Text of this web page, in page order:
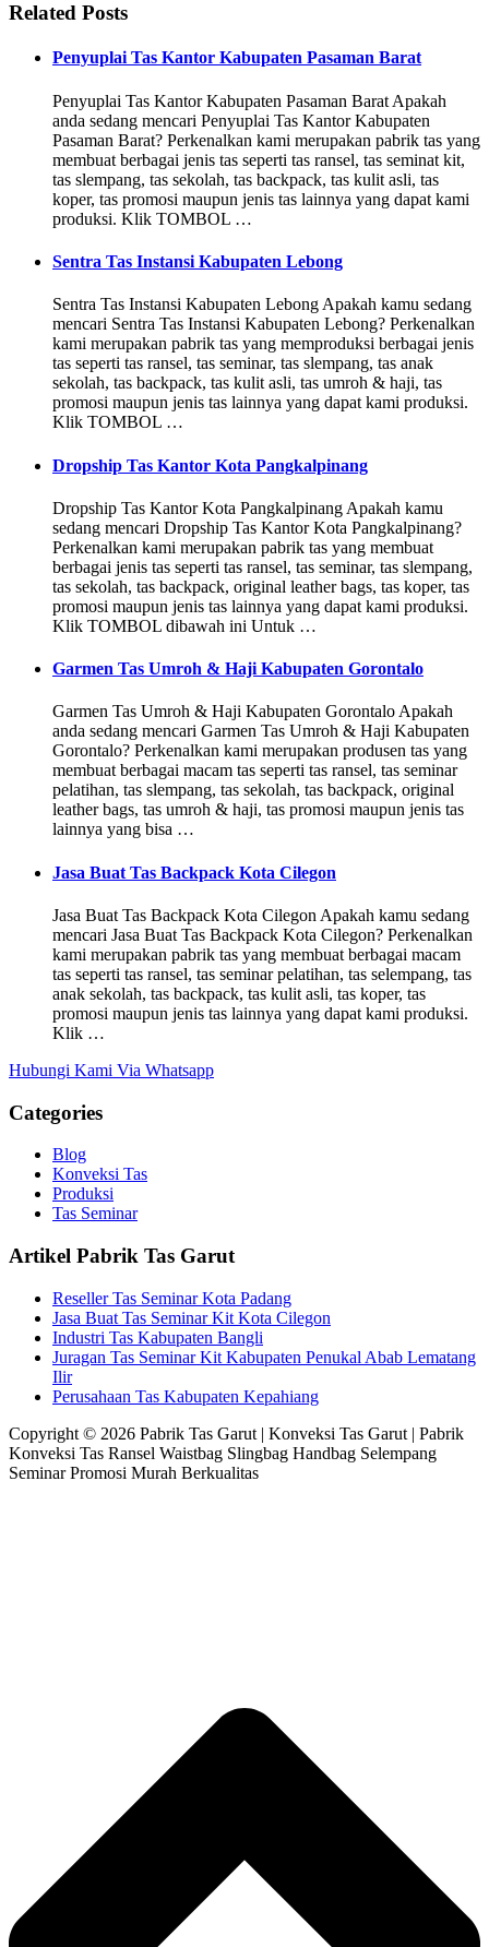
Related Posts
Penyuplai Tas Kantor Kabupaten Pasaman Barat
Penyuplai Tas Kantor Kabupaten Pasaman Barat Apakah
anda sedang mencari Penyuplai Tas Kantor Kabupaten
Pasaman Barat? Perkenalkan kami merupakan pabrik tas yang
membuat berbagai jenis tas seperti tas ransel, tas seminat kit,
tas slempang, tas sekolah, tas backpack, tas kulit asli, tas
koper, tas promosi maupun jenis tas lainnya yang dapat kami
produksi. Klik TOMBOL …
Sentra Tas Instansi Kabupaten Lebong
Sentra Tas Instansi Kabupaten Lebong Apakah kamu sedang
mencari Sentra Tas Instansi Kabupaten Lebong? Perkenalkan
kami merupakan pabrik tas yang memproduksi berbagai jenis
tas seperti tas ransel, tas seminar, tas slempang, tas anak
sekolah, tas backpack, tas kulit asli, tas umroh & haji, tas
promosi maupun jenis tas lainnya yang dapat kami produksi.
Klik TOMBOL …
Dropship Tas Kantor Kota Pangkalpinang
Dropship Tas Kantor Kota Pangkalpinang Apakah kamu
sedang mencari Dropship Tas Kantor Kota Pangkalpinang?
Perkenalkan kami merupakan pabrik tas yang membuat
berbagai jenis tas seperti tas ransel, tas seminar, tas slempang,
tas sekolah, tas backpack, original leather bags, tas koper, tas
promosi maupun jenis tas lainnya yang dapat kami produksi.
Klik TOMBOL dibawah ini Untuk …
Garmen Tas Umroh & Haji Kabupaten Gorontalo
Garmen Tas Umroh & Haji Kabupaten Gorontalo Apakah
anda sedang mencari Garmen Tas Umroh & Haji Kabupaten
Gorontalo? Perkenalkan kami merupakan produsen tas yang
membuat berbagai macam tas seperti tas ransel, tas seminar
pelatihan, tas slempang, tas sekolah, tas backpack, original
leather bags, tas umroh & haji, tas promosi maupun jenis tas
lainnya yang bisa …
Jasa Buat Tas Backpack Kota Cilegon
Jasa Buat Tas Backpack Kota Cilegon Apakah kamu sedang
mencari Jasa Buat Tas Backpack Kota Cilegon? Perkenalkan
kami merupakan pabrik tas yang membuat berbagai macam
tas seperti tas ransel, tas seminar pelatihan, tas selempang, tas
anak sekolah, tas backpack, tas kulit asli, tas koper, tas
promosi maupun jenis tas lainnya yang dapat kami produksi.
Klik …
Hubungi Kami Via Whatsapp
Categories
Blog
Konveksi Tas
Produksi
Tas Seminar
Artikel Pabrik Tas Garut
Reseller Tas Seminar Kota Padang
Jasa Buat Tas Seminar Kit Kota Cilegon
Industri Tas Kabupaten Bangli
Juragan Tas Seminar Kit Kabupaten Penukal Abab Lematang
Ilir
Perusahaan Tas Kabupaten Kepahiang
Copyright © 2026 Pabrik Tas Garut | Konveksi Tas Garut | Pabrik
Konveksi Tas Ransel Waistbag Slingbag Handbag Selempang
Seminar Promosi Murah Berkualitas